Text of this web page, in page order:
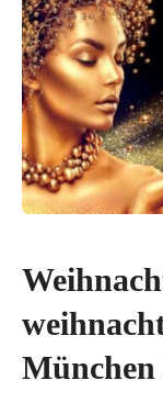
München